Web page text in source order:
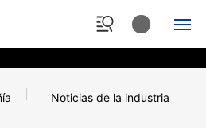
Noticias de la industria